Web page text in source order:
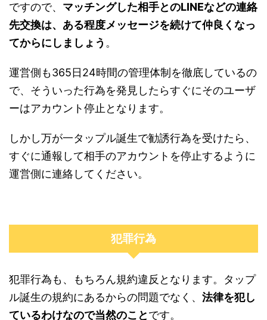
ですので、 マッチングした相手とのLINEなどの連絡
先交換は、ある程度メッセージを続けて仲良くなっ
てからにしましょう 。
運営側も365日24時間の管理体制を徹底しているの
で、そういった行為を発見したらすぐにそのユーザ
ーはアカウント停止となります。
しかし万が一タップル誕生で勧誘行為を受けたら、
すぐに通報して相手のアカウントを停止するように
運営側に連絡してください。
犯罪行為
犯罪行為も、もちろん規約違反となります。タップ
ル誕生の規約にあるからの問題でなく、 法律を犯し
ているわけなので当然のことです。